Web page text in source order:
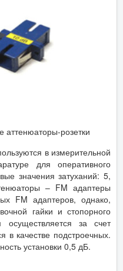
аттенюаторы-розетки
в измерительной
для оперативного
значения затуханий: 5,
– FM адаптеры
FM адаптеров, однако,
гайки и стопорного
осуществляется за счет
в качестве подстроечных.
установки 0,5 дБ.